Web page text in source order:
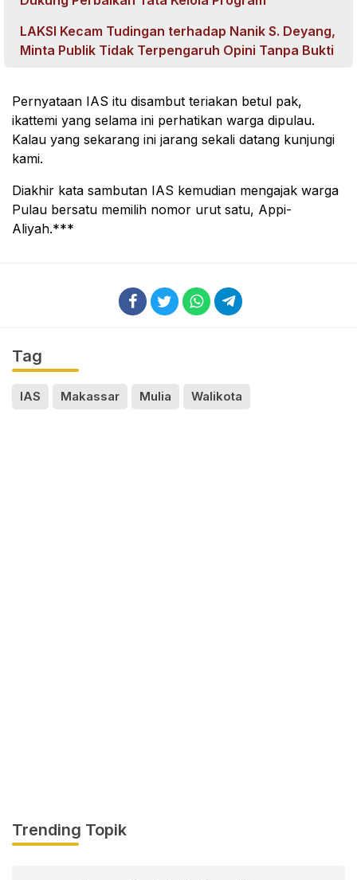
LAKSI Kecam Tudingan terhadap Nanik S. Deyang,
Minta Publik Tidak Terpengaruh Opini Tanpa Bukti
Pernyataan IAS itu disambut teriakan betul pak,
ikattemi yang selama ini perhatikan warga dipulau.
Kalau yang sekarang ini jarang sekali datang kunjungi
kami.
Diakhir kata sambutan IAS kemudian mengajak warga
Pulau bersatu memilih nomor urut satu, Appi-
Aliyah.***
Tag
IAS Makassar Mulia Walikota
Trending Topik